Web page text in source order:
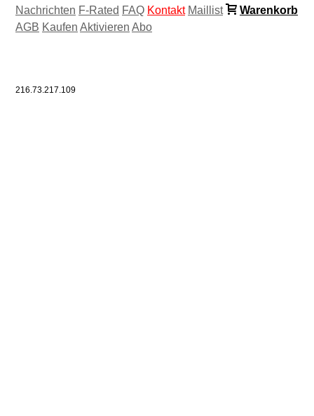
Nachrichten F-Rated FAQ Kontakt Maillist
Warenkorb
AGB Kaufen Aktivieren Abo
216.73.217.109